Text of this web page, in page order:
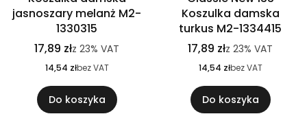
jasnoszary melanż M2-
1330315
17,89 złz 23% VAT
14,54 złbez VAT
Do koszyka
Koszulka damska
turkus M2-1334415
17,89 złz 23% VAT
14,54 złbez VAT
Do koszyka